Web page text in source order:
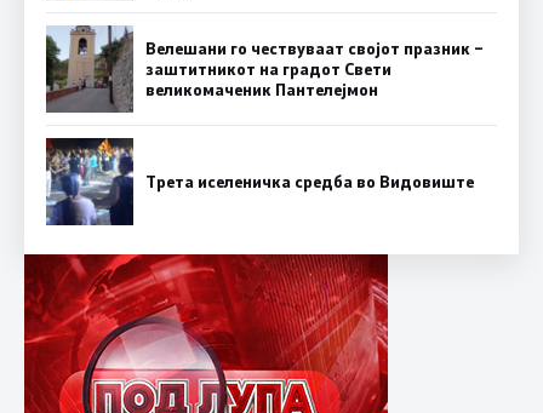
Велешани го чествуваат својот празник –
заштитникот на градот Свети
великомаченик Пантелејмон
Трета иселеничка средба во Видовиште